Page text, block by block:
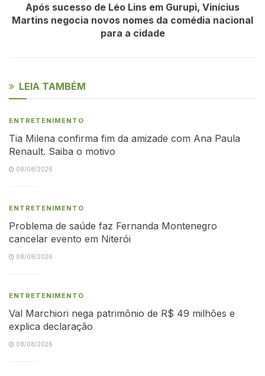
Após sucesso de Léo Lins em Gurupi, Vinícius
Martins negocia novos nomes da comédia nacional
para a cidade
LEIA TAMBÉM
ENTRETENIMENTO
Tia Milena confirma fim da amizade com Ana Paula
Renault. Saiba o motivo
08/08/2026
ENTRETENIMENTO
Problema de saúde faz Fernanda Montenegro
cancelar evento em Niterói
08/08/2026
ENTRETENIMENTO
Val Marchiori nega patrimônio de R$ 49 milhões e
explica declaração
08/08/2026